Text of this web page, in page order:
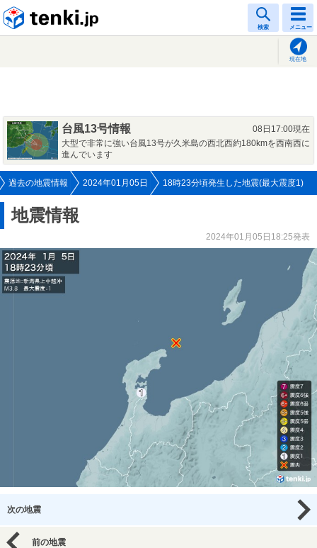
検索 メニュー
現在地
台風13号情報
08日17:00現在
大型で非常に強い台風13号が久米島の西北西約180kmを西南西に
進んでいます
過去の地震情報 2024年01月05日 18時23分頃発生した地震(最大震度1)
地震情報
2024年01月05日18:25発表
次の地震
前の地震